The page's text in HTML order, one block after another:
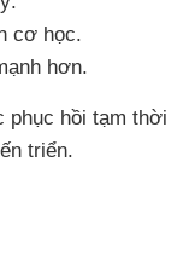
cơ học.
hơn.
phục hồi tạm thời
triển.